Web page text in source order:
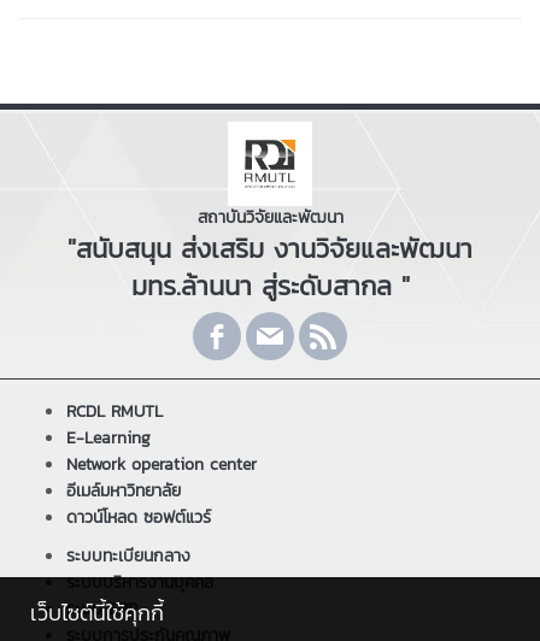
สถาบันวิจัยและพัฒนา
"สนับสนุน ส่งเสริม งานวิจัยและพัฒนา
มทร.ล้านนา สู่ระดับสากล "
RCDL RMUTL
E-Learning
Network operation center
อีเมล์มหาวิทยาลัย
ดาวน์โหลด ซอฟต์แวร์
ระบบทะเบียนกลาง
ระบบบริหารงานบุคคล
ระบบ ERP
เว็บไซต์นี้ใช้คุกกี้